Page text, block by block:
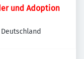
und Adoption